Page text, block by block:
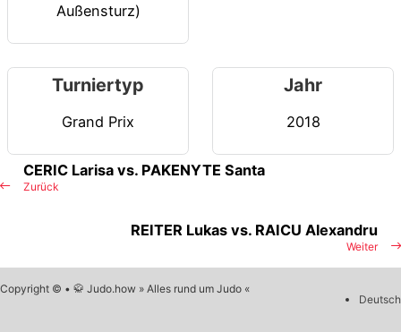
Außensturz)
Turniertyp
Grand Prix
Jahr
2018
Zurück
CERIC Larisa vs. PAKENYTE Santa
Weiter
REITER Lukas vs. RAICU Alexandru
Copyright © • 🥋 Judo.how » Alles rund um Judo «
Deutsch